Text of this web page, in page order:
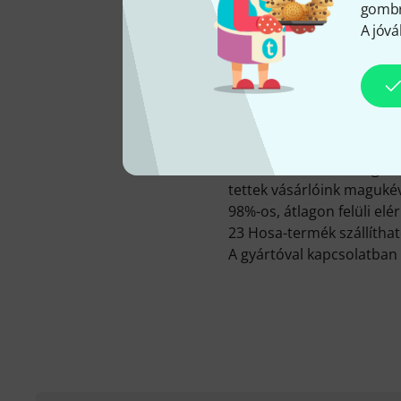
A
A(z) Hosa főként Tajvan,
Összesen 24 Hosa-
Összesen 8 Hosa-
kategóriákban:
Hosa DTM-803
tettek vásárlóink
98%-os, átlagon felüli
23 Hosa-termék
A gyártóval